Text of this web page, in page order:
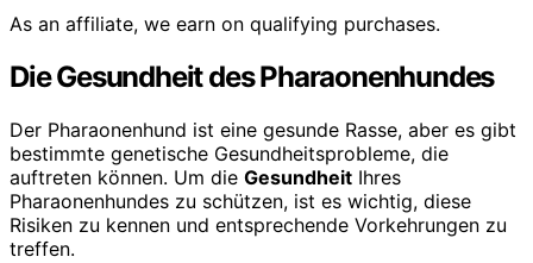
As an affiliate, we earn on qualifying purchases.
Die Gesundheit des Pharaonenhundes
Der Pharaonenhund ist eine gesunde Rasse, aber es gibt
bestimmte genetische Gesundheitsprobleme, die
auftreten können. Um die Gesundheit Ihres
Pharaonenhundes zu schützen, ist es wichtig, diese
Risiken zu kennen und entsprechende Vorkehrungen zu
treffen.